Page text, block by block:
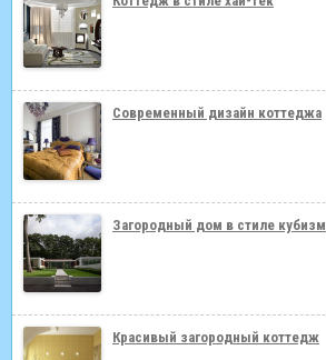
Современный дизайн коттеджа
Загородный дом в стиле кубизм
Красивый загородный коттедж